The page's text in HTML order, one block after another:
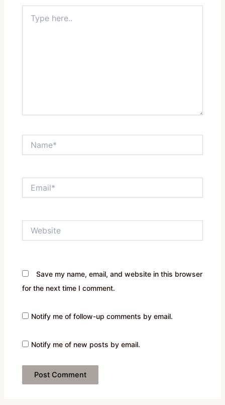
here..
Save my name, email, and website in this browser
for the next time I comment.
Notify me of follow-up comments by email.
Notify me of new posts by email.